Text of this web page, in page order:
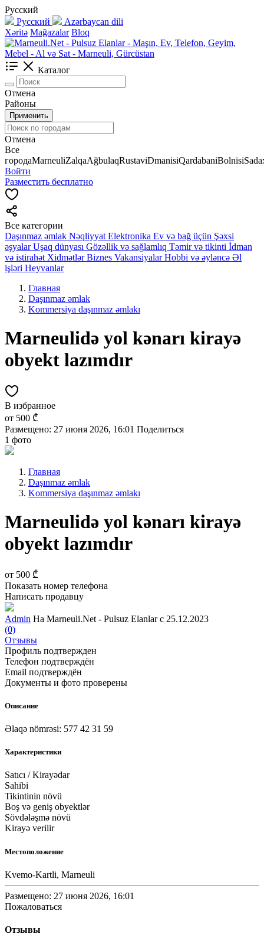
Русский
Русский
Azərbaycan dili
Xəritə Mağazalar Bloq
Каталог
Отмена
Районы
Применить
Отмена
Все
городаMarneuliZalqaAğbulaqRustaviDmanisiQardabaniBolnisi
Войти
Разместить бесплатно
Все категории
Daşınmaz əmlak Nəqliyyat Elektronika Ev və bağ üçün Şəxsi
əşyalar Uşaq dünyası Gözəllik və sağlamlıq Təmir və tikinti İdman
və istirahət Xidmətlər Biznes Vakansiyalar Hobbi və əyləncə Əl
işləri Heyvanlar
Главная
Daşınmaz əmlak
Kommersiya daşınmaz əmlakı
Marneulidə yol kənarı kirayə
obyekt lazımdır
В избранное
от 500 ₾
Размещено: 27 июня 2026, 16:01 Поделиться
1 фото
Главная
Daşınmaz əmlak
Kommersiya daşınmaz əmlakı
Marneulidə yol kənarı kirayə
obyekt lazımdır
от 500 ₾
Показать номер телефона
Написать продавцу
Admin На Marneuli.Net - Pulsuz Elanlar с 25.12.2023
(0)
Отзывы
Профиль подтвержден
Телефон подтверждён
Email подтверждён
Документы и фото проверены
Описание
Əlaqə nömrəsi: 577 42 31 59
Характеристики
Satıcı / Kirayədar
Sahibi
Tikintinin növü
Boş və geniş obyektlər
Sövdələşmə növü
Kirayə verilir
Местоположение
Kvemo-Kartli, Marneuli
Размещено: 27 июня 2026, 16:01
Пожаловаться
Отзывы